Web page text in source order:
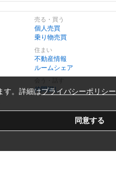
売る・買う
個人売買
乗り物売買
住まい
不動産情報
ルームシェア
仲間探し
す。詳細はプライバシーポリシー